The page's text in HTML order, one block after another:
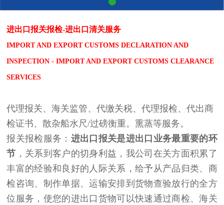
进出口报关报检-进出口清关服务
IMPORT AND EXPORT CUSTOMS DECLARATION AND
INSPECTION - IMPORT AND EXPORT CUSTOMS CLEARANCE
SERVICES
代理报关、海关监管、代缴关税、代理报检、代出商
检证书、散杂船水尺/过磅衡重。熏蒸等服务。
报关报检服务： 进出口报关是进出口业务最重要的环
节 ，关系到客户的切身利益，我公司在关方面积累了
丰富的经验和良好的人际关系，给予从产品归类、商
检咨询、制作单据、运输安排到货物查验放行的全方
位服务，使您的进出口货物可以快速通过商检、海关